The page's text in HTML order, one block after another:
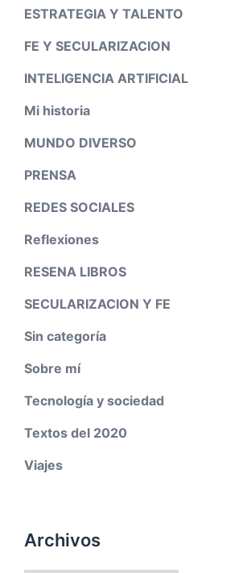
ESTRATEGIA Y TALENTO
FE Y SECULARIZACION
INTELIGENCIA ARTIFICIAL
Mi historia
MUNDO DIVERSO
PRENSA
REDES SOCIALES
Reflexiones
RESENA LIBROS
SECULARIZACION Y FE
Sin categoría
Sobre mí
Tecnología y sociedad
Textos del 2020
Viajes
Archivos